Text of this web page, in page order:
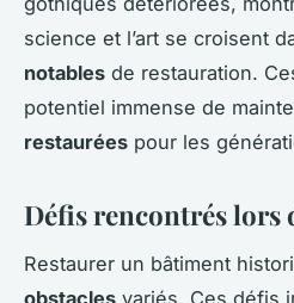
science et l’art se croisent
notables de restauration.
potentiel immense de
restaurées pour les
Défis rencontrés lors
Restaurer un bâtiment